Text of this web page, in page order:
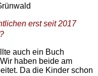
erst seit 2017
auch ein Buch
haben beide am
Da die Kinder schon